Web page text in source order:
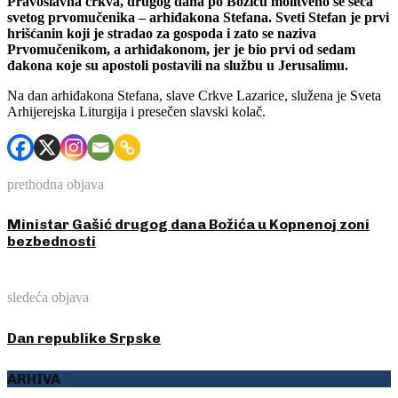
svetog prvomučenika – arhiđakona Stefana. Sveti Stefan je prvi
hrišćanin koji je stradao za gospoda i zato se naziva
Prvomučenikom, a arhiđakonom, jer je bio prvi od sedam
đakona које su apostoli postavili na službu u Jerusalimu.
Na dan arhiđakona Stefana, slave Crkve Lazarice, služena je Sveta
Arhijerejska Liturgija i presečen slavski kolač.
prethodna objava
Ministar Gašić drugog dana Božića u Kopnenoj zoni
bezbednosti
sledeća objava
Dan republike Srpske
ARHIVA